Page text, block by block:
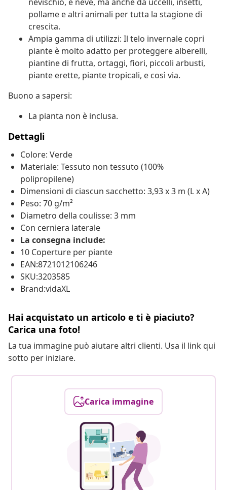
pollame e altri animali per tutta la stagione di
crescita.
Ampia gamma di utilizzi: Il telo invernale copri
piante è molto adatto per proteggere alberelli,
piantine di frutta, ortaggi, fiori, piccoli arbusti,
piante erette, piante tropicali, e così via.
Buono a sapersi:
La pianta non è inclusa.
Dettagli
Colore: Verde
Materiale: Tessuto non tessuto (100%
polipropilene)
Dimensioni di ciascun sacchetto: 3,93 x 3 m (L x A)
Peso: 70 g/m²
Diametro della coulisse: 3 mm
Con cerniera laterale
La consegna include:
10 Coperture per piante
EAN:8721012106246
SKU:3203585
Brand:vidaXL
Hai acquistato un articolo e ti è piaciuto?
Carica una foto!
La tua immagine può aiutare altri clienti. Usa il link qui
sotto per iniziare.
Carica immagine